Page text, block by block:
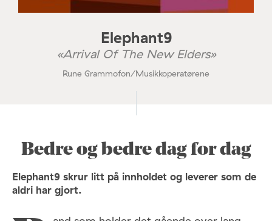
Elephant9
«Arrival Of The New Elders»
Rune Grammofon/Musikkoperatørene
Bedre og bedre dag for dag
Elephant9 skrur litt på innholdet og leverer som de
aldri har gjort.